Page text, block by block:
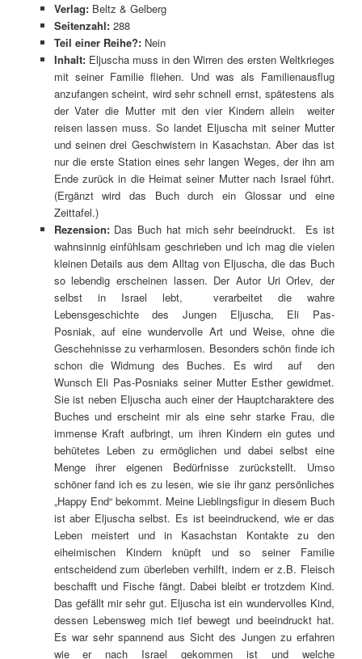
Verlag:Beltz & Gelberg
Seitenzahl: 288
Teil einer Reihe?: Nein
Inhalt: Eljuscha muss in den Wirren des ersten Weltkrieges
mit seiner Familie fliehen. Und was als Familienausflug
anzufangen scheint, wird sehr schnell ernst, spätestens als
der Vater die Mutter mit den vier Kindern allein weiter
reisen lassen muss. So landet Eljuscha mit seiner Mutter
und seinen drei Geschwistern in Kasachstan. Aber das ist
nur die erste Station eines sehr langen Weges, der ihn am
Ende zurück in die Heimat seiner Mutter nach Israel führt.
(Ergänzt wird das Buch durch ein Glossar und eine
Zeittafel.)
Rezension: Das Buch hat mich sehr beeindruckt. Es ist
wahnsinnig einfühlsam geschrieben und ich mag die vielen
kleinen Details aus dem Alltag von Eljuscha, die das Buch
so lebendig erscheinen lassen. Der Autor Uri Orlev, der
selbst in Israel lebt, verarbeitet die wahre
Lebensgeschichte des Jungen Eljuscha, Eli Pas-
Posniak, auf eine wundervolle Art und Weise, ohne die
Geschehnisse zu verharmlosen. Besonders schön finde ich
schon die Widmung des Buches. Es wird auf den
Wunsch Eli Pas-Posniaks seiner Mutter Esther gewidmet.
Sie ist neben Eljuscha auch einer der Hauptcharaktere des
Buches und erscheint mir als eine sehr starke Frau, die
immense Kraft aufbringt, um ihren Kindern ein gutes und
behütetes Leben zu ermöglichen und dabei selbst eine
Menge ihrer eigenen Bedürfnisse zurückstellt. Umso
schöner fand ich es zu lesen, wie sie ihr ganz persönliches
„Happy End“ bekommt. Meine Lieblingsfigur in diesem Buch
ist aber Eljuscha selbst. Es ist beeindruckend, wie er das
Leben meistert und in Kasachstan Kontakte zu den
eiheimischen Kindern knüpft und so seiner Familie
entscheidend zum überleben verhilft, indem er z.B. Fleisch
beschafft und Fische fängt. Dabei bleibt er trotzdem Kind.
Das gefällt mir sehr gut. Eljuscha ist ein wundervolles Kind,
dessen Lebensweg mich tief bewegt und beeindruckt hat.
Es war sehr spannend aus Sicht des Jungen zu erfahren
wie er nach Israel gekommen ist und welche